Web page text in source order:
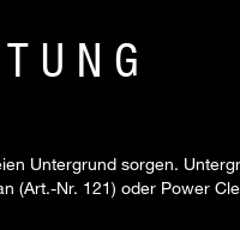
Untergrund sorgen.
(Art.-Nr. 121) oder Power